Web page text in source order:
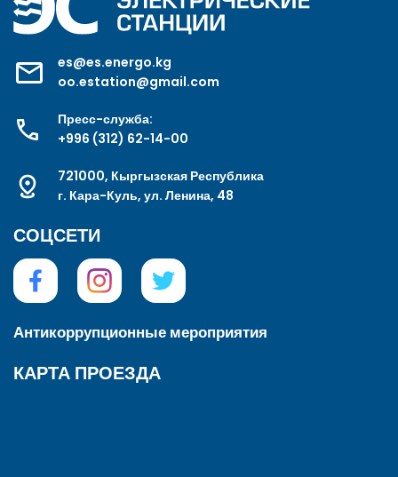
es@es.energo.kg
oo.estation@gmail.com
Пресс-служба:
+996 (312) 62-14-00
721000, Кыргызская Республика
г. Кара-Куль, ул. Ленина, 48
СОЦСЕТИ
Антикоррупционные мероприятия
КАРТА ПРОЕЗДА